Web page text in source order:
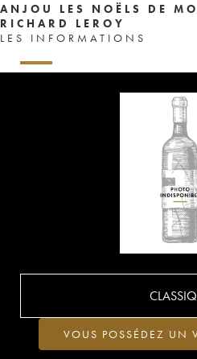
ANJOU LES NOËLS DE
RICHARD LEROY
LES INFORMATIONS
VOUS POSSÉDEZ UN